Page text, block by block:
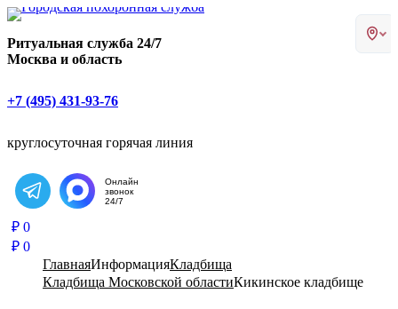
Ритуальная служба 24/7
Москва и область
+7 (495) 431-93-76
круглосуточная горячая линия
Написать в Telegram
Онлайн
звонок
24/7
₽ 0
₽ 0
ГлавнаяИнформацияКладбища
Кладбища Московской областиКикинское кладбище